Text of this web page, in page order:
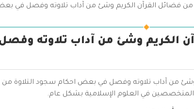
من فضائل القرآن الكريم وشئ من آداب تلاوته وفصل في
الكريم وشئ من آداب تلاوته
من آداب تلاوته وفصل في بعض احكام سجود التلاوة من
في العلوم الإسلامية بشكل عام.